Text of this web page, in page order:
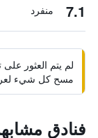
7.1 منفرد
لم يتم العثور
مسح كل شيء